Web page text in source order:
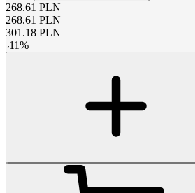
268.61 PLN
268.61 PLN
301.18 PLN
-11%